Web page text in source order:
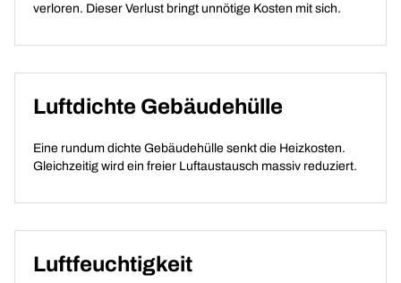
verloren. Dieser Verlust bringt unnötige Kosten mit sich.
Luftdichte Gebäudehülle
Eine rundum dichte Gebäudehülle senkt die Heizkosten.
Gleichzeitig wird ein freier Luftaustausch massiv reduziert.
Luftfeuchtigkeit